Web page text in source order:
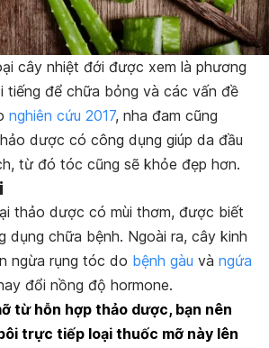
cây nhiệt đới được xem là phương
tiếng để chữa bỏng và các vấn đề
nghiên cứu 2017, nha đam cũng
dược có công dụng giúp da đầu
từ đó tóc cũng sẽ khỏe đẹp hơn.
thảo dược có mùi thơm, được biết
dụng chữa bệnh. Ngoài ra, cây kinh
ngừa rụng tóc do bệnh gàu và ngứa
đổi nồng độ hormone.
từ hỗn hợp thảo dược, bạn nên
trực tiếp loại thuốc mỡ này lên